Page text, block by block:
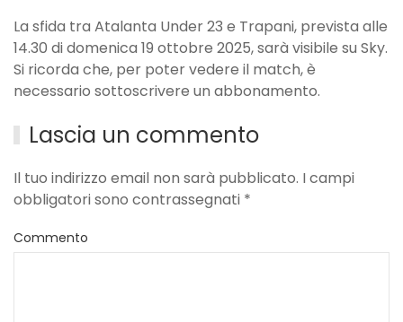
La sfida tra Atalanta Under 23 e Trapani, prevista alle
14.30 di domenica 19 ottobre 2025, sarà visibile su Sky.
Si ricorda che, per poter vedere il match, è
necessario sottoscrivere un abbonamento.
Lascia un commento
Il tuo indirizzo email non sarà pubblicato. I campi
obbligatori sono contrassegnati *
Commento